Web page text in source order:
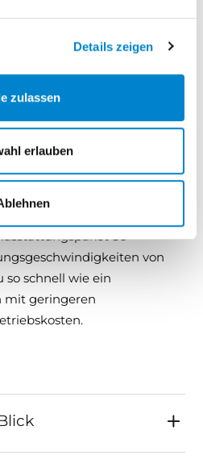
Details zeigen
zulassen
erlauben
S6
mit einer hohen
und ist damit die
S6
von
so schnell wie ein
mit geringeren